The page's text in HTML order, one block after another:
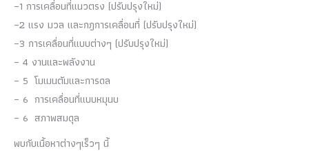
–1 การเคลื่อนที่แนวตรง (ปรับปรุงใหม่)
–2 แรง มวล และกฎการเคลื่อนที่ (ปรับปรุงใหม่)
–3 การเคลื่อนที่แบบต่างๆ (ปรับปรุงใหม่)
– 4 งานและพลังงาน
– 5 โมเมนตัมและการดล
– 6 การเคลื่อนที่แบบหมุนบ
– 6 สภาพสมดุล
พบกับเนื้อหาต่างๆเร็วๆ นี้